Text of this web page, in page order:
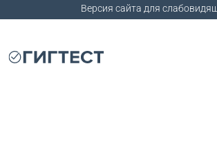
Версия сайта для